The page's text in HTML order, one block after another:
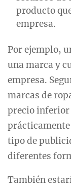
producto
empresa.
Por ejemplo,
una marca y
empresa.
marcas de
precio inferior
prácticamente
tipo de
diferentes
También